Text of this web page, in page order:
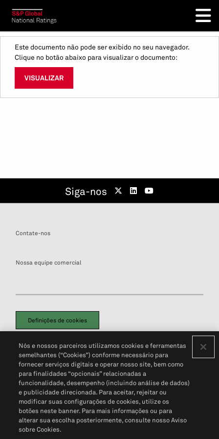
Este documento não pode ser exibido no seu navegador.
Clique no botão abaixo para visualizar o documento:
VISUALIZAR
Siga-nos
Contate-nos
Nossa equipe comercial
Definições de cookies
Política de PrivacidadePortal de privacidade do cliente (em inglês)
Não Venda Minhas Informações Pessoais© 2026 S&P Global
Nós e nossos parceiros utilizamos cookies e ferramentas
semelhantes (“Cookies”) conforme necessário para
fornecer serviços digitais e operar nosso site, bem como
para finalidades “opcionais” relacionadas a
funcionalidade, desempenho (incluindo análise de dados)
e publicidade direcionada. Para aceitar, rejeitar ou
modificar suas configurações de cookies, utilize os
botões neste banner. Para mais informações ou para
alterar sua escolha posteriormente, consulte nosso Aviso
sobre Cookies.